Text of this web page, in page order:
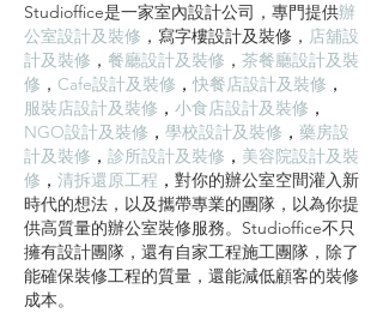
Studioffice是一家室內設計公司，專門提供辦
公室設計及裝修 ， 寫字樓設計及裝修 ， 店舖設
計及裝修 ， 餐廳設計及裝修 ， 茶餐廳設計及裝
修 ， Cafe設計及裝修 ， 快餐店設計及裝修 ，
服裝店設計及裝修 ， 小食店設計及裝修 ，
NGO設計及裝修 ， 學校設計及裝修 ， 藥房設
計及裝修 ， 診所設計及裝修 ， 美容院設計及裝
修 ， 清拆還原工程 ， 對你的辦公室空間灌入新
時代的想法，以及攜帶專業的團隊，以為你提
供高質量的辦公室裝修服務。Studioffice不只
擁有設計團隊，還有自家工程施工團隊，除了
能確保裝修工程的質量，還能減低顧客的裝修
成本。